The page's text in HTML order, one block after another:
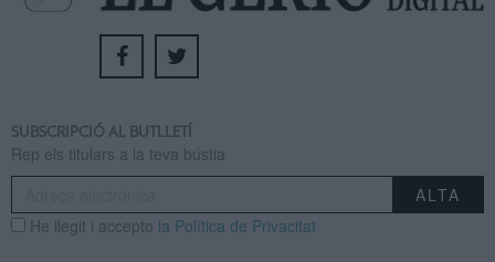
SUBSCRIPCIÓ AL BUTLLETÍ
Rep els titulars a la teva bústia
He llegit i accepto la Política de Privacitat